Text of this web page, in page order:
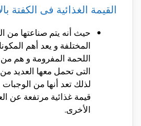
القيمة الغذائية فى الكفتة
حيث أنه يتم صناعتها من
المختلفة و يعد أهم
اللحمة المفرومة و هم من
التى تحمل معها العديد من
لذلك تعد أنها من
قيمة غذائية مرتفعة عن
الأخرى.